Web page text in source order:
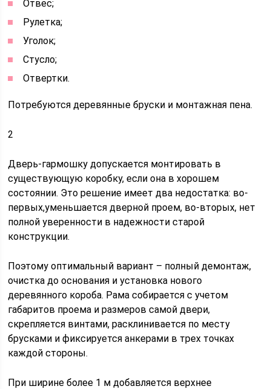
Отвес;
Рулетка;
Уголок;
Стусло;
Отвертки.
Потребуются деревянные бруски и монтажная пена.
2
Дверь-гармошку допускается монтировать в
существующую коробку, если она в хорошем
состоянии. Это решение имеет два недостатка: во-
первых,уменьшается дверной проем, во-вторых, нет
полной уверенности в надежности старой
конструкции.
Поэтому оптимальный вариант – полный демонтаж,
очистка до основания и установка нового
деревянного короба. Рама собирается с учетом
габаритов проема и размеров самой двери,
скрепляется винтами, расклинивается по месту
брусками и фиксируется анкерами в трех точках
каждой стороны.
При ширине более 1 м добавляется верхнее